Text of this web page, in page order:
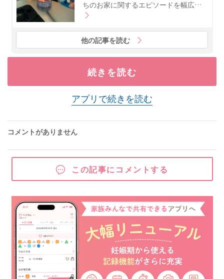
ちのお家に関するエピソードを幅広…
他の記事を読む
続きを読む
アプリで続きを読む
コメントがありません
この記事にコメントする